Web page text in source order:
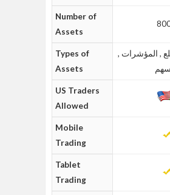
Number of
Assets
Types of
Assets
, المؤشرات ,
US Traders
Allowed
Mobile
Trading
Tablet
Trading